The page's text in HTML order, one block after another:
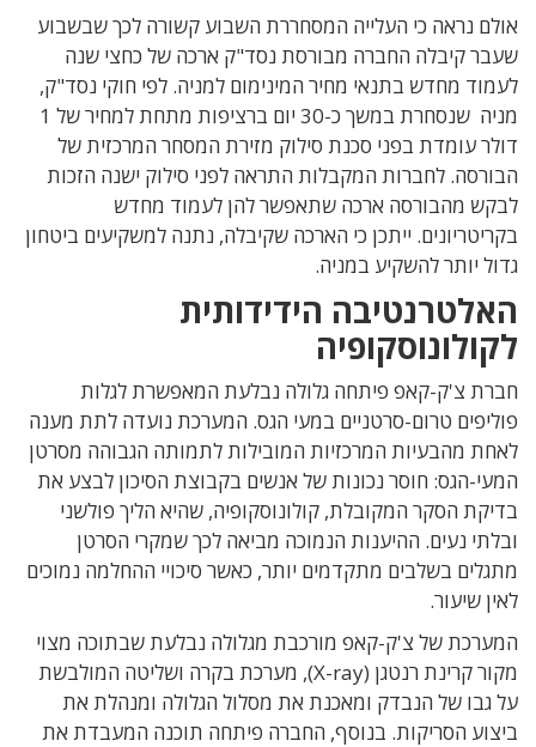
אולם נראה כי העלייה המסחררת השבוע קשורה לכך שבשבוע
שעבר קיבלה החברה מבורסת נסד"ק ארכה של כחצי שנה
לעמוד מחדש בתנאי מחיר המינימום למניה. לפי חוקי נסד"ק,
מניה שנסחרת במשך כ-30 יום ברציפות מתחת למחיר של 1
דולר עומדת בפני סכנת סילוק מזירת המסחר המרכזית של
הבורסה. לחברות המקבלות התראה לפני סילוק ישנה הזכות
לבקש מהבורסה ארכה שתאפשר להן לעמוד מחדש
בקריטריונים. ייתכן כי הארכה שקיבלה, נתנה למשקיעים ביטחון
גדול יותר להשקיע במניה.
האלטרנטיבה הידידותית
לקולונוסקופיה
חברת צ'ק-קאפ פיתחה גלולה נבלעת המאפשרת לגלות
פוליפים טרום-סרטניים במעי הגס. המערכת נועדה לתת מענה
לאחת מהבעיות המרכזיות המובילות לתמותה הגבוהה מסרטן
המעי-הגס: חוסר נכונות של אנשים בקבוצת הסיכון לבצע את
בדיקת הסקר המקובלת, קולונוסקופיה, שהיא הליך פולשני
ובלתי נעים. ההיענות הנמוכה מביאה לכך שמקרי הסרטן
מתגלים בשלבים מתקדמים יותר, כאשר סיכויי ההחלמה נמוכים
לאין שיעור.
המערכת של צ'ק-קאפ מורכבת מגלולה נבלעת שבתוכה מצוי
מקור קרינת רנטגן (X-ray), מערכת בקרה ושליטה המולבשת
על גבו של הנבדק ומאכנת את מסלול הגלולה ומנהלת את
ביצוע הסריקות. בנוסף, החברה פיתחה תוכנה המעבדת את